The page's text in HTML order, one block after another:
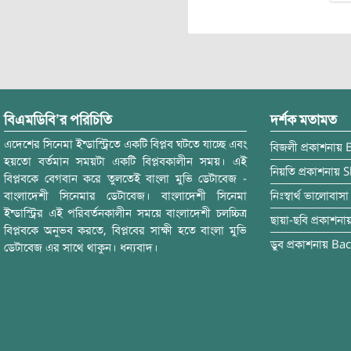
বিএমডিবি’র পরিচিতি
এদেশের সিনেমা ইন্ডাস্ট্রিতে একটি বিপ্লব ঘটতে যাচ্ছে এবং
হয়তো বর্তমান সময়টা একটি বিপ্লবকালীন সময়। এই
বিপ্লবকে বেগবান করে তুলতেই বাংলা মুভি ডেটাবেজ -
বাংলাদেশী সিনেমার ডেটাবেজ। বাংলাদেশী সিনেমা
ইন্ডাস্ট্রির এই পরিবর্তনকালীন সময়ে বাংলাদেশী চলচ্চিত্র
বিপ্লবকে অনুভব করতে, বিপ্লবের সাক্ষী হতে বাংলা মুভি
ডেটাবেজ এর সাথে থাকুন। ধন্যবাদ।
দর্শক মতামত
বিজলী প্রকাশনায়
নিয়তি প্রকাশনায়
নিঃস্বার্থ ভালোবাসা
ছায়া-ছবি
ডুব প্রকাশনায়